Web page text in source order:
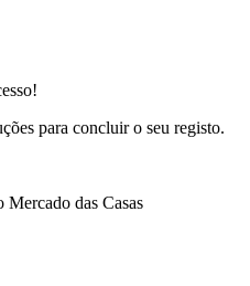
para concluir o seu registo.
Mercado das Casas